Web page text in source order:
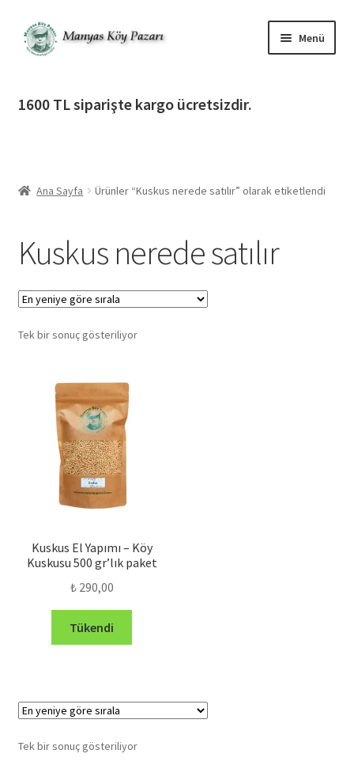
Dolaşıma
geç
İçeriğe
geç
Menü
genişlet
İletişim
1600 TL siparişte kargo ücretsizdir.
Ana Sayfa Ürünler “Kuskus nerede satılır” olarak etiketlendi
Kuskus nerede satılır
Tek bir sonuç gösteriliyor
Kuskus El Yapımı – Köy
Kuskusu 500 gr’lık paket
₺290,00
Tükendi
Tek bir sonuç gösteriliyor